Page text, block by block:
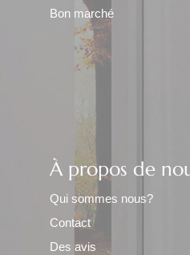
Bon marché
À propos de
Qui sommes nous?
Contact
Des avis